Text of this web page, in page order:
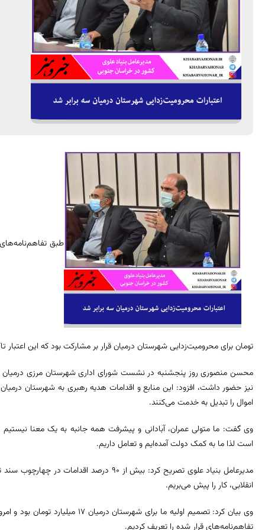
تومان برای محرومیت‌زدایی شهرستان درمیان قرار بر مشارکت بود که این اعتبار تاکنون به بیش از ۴۰
محسن منصوری روز پنجشنبه در نشست شورای اداری شهرستان مرزی درمیان
نیز حضور داشت، افزود: این منابع و اقدامات هدیه رهبری به شهرستان
اموال را تبدیل به خدمت می‌کنند.
وی گفت: ما متولی عمران، آبادانی و پیشرفت همه جانبه به یک معنا
است لذا ما به کمک دولت آمده‌ایم و تعامل داریم.
مدیرعامل بنیاد علوی تصریح کرد: بیش از ۹۰
انقلابی، کار را پیش می‌بریم.
تفاهم‌نامه‌های قرار شده را تعریف کردیم.